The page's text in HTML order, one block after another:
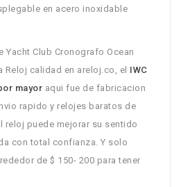
en acero inoxidable
Yacht Club Cronografo Ocean
Reloj calidad en areloj.co, el IWC
mayor aqui fue de fabricacion
rapido y relojes baratos de
reloj puede mejorar su sentido
con total confianza. Y solo
de $ 150- 200 para tener